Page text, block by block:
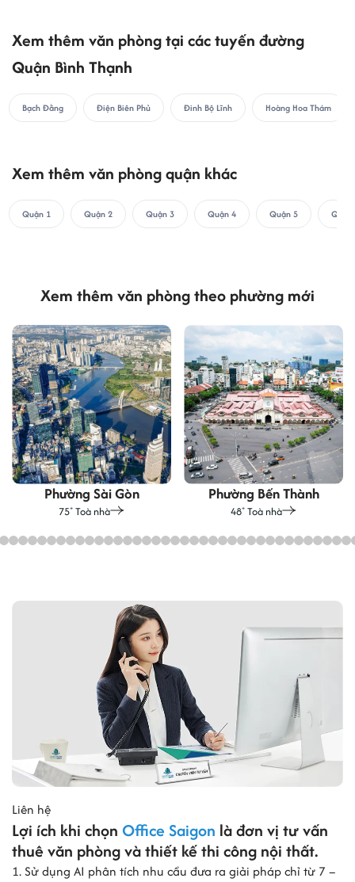
Xem thêm văn phòng tại các tuyến đường
Quận Bình Thạnh
Bạch Đằng Điện Biên Phủ Đinh Bộ Lĩnh Hoàng Hoa Thám
Xem thêm văn phòng quận khác
Quận 1 Quận 2 Quận 3 Quận 4 Quận 5 Quận
Xem thêm văn phòng theo phường mới
Phường Sài Gòn
75+ Toà nhà
Phường Bến Thành
48+ Toà nhà
Liên hệ
Lợi ích khi chọn Office Saigon là đơn vị tư vấn
thuê văn phòng và thiết kế thi công nội thất.
1. Sử dụng AI phân tích nhu cầu đưa ra giải pháp chỉ từ 7 –